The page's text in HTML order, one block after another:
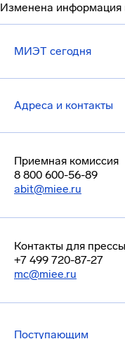
Изменена информация
МИЭТ сегодня
Адреса и контакты
Приемная комиссия
8 800 600-56-89
abit@miee.ru
Контакты для прессы
+7 499 720-87-27
mc@miee.ru
Поступающим